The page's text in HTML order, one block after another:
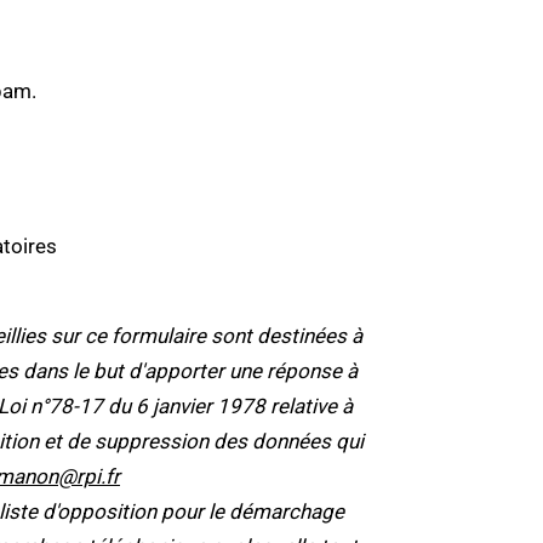
sur ce formulaire sont destinées à
dans le but d'apporter une réponse à
n°78-17 du 6 janvier 1978 relative à
et de suppression des données qui
d'opposition pour le démarchage